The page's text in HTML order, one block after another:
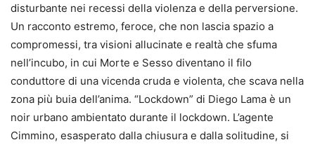
disturbante nei recessi della violenza e della perversione.
Un racconto estremo, feroce, che non lascia spazio a
compromessi, tra visioni allucinate e realtà che sfuma
nell’incubo, in cui Morte e Sesso diventano il filo
conduttore di una vicenda cruda e violenta, che scava nella
zona più buia dell’anima. “Lockdown” di Diego Lama è un
noir urbano ambientato durante il lockdown. L’agente
Cimmino, esasperato dalla chiusura e dalla solitudine, si